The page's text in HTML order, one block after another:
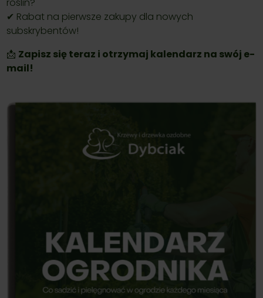
✔ Rabat na pierwsze zakupy dla nowych
subskrybentów!
📩 Zapisz się teraz i otrzymaj kalendarz na swój e-
mail!